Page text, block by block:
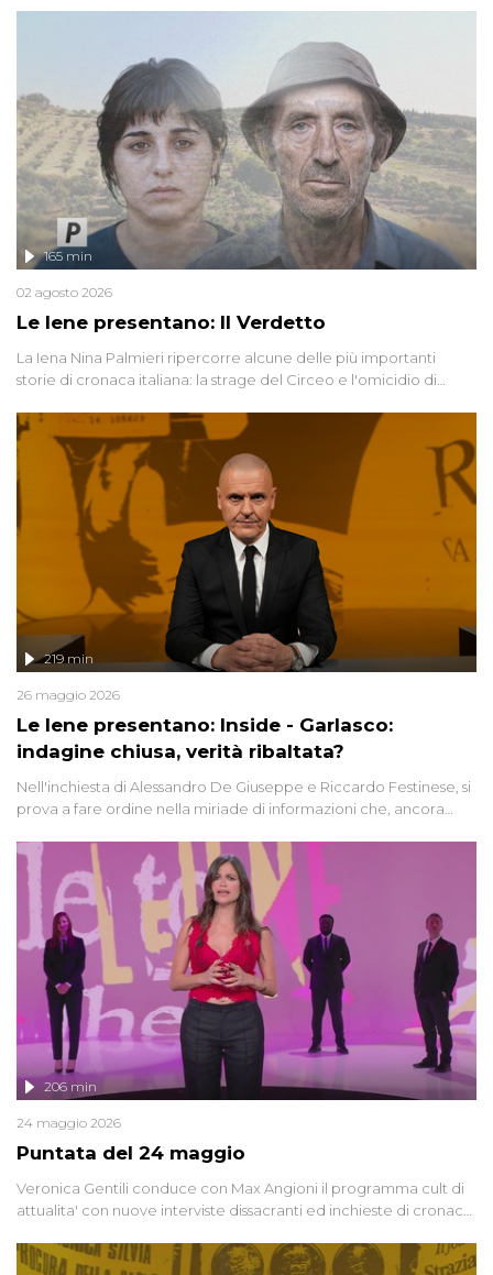
Le Iene presentano: Il Verdetto
165 min
02 agosto 2026
La Iena Nina Palmieri ripercorre alcune delle più importanti
storie di cronaca italiana: la strage del Circeo e l'omicidio di
Le Iene presentano: Inside - Garlasco:
indagine chiusa, verità ribaltata?
219 min
26 maggio 2026
Nell'inchiesta di Alessandro De Giuseppe e Riccardo Festinese, si
prova a fare ordine nella miriade di informazioni che, ancora
giudiziarie più discusse degli ultimi anni. Lo speciale ricostruisce la
vicenda mettendo in fila testimonianze, errori, dettagli
controversi e i protagonisti di un'indagine che sembra non avere
fine.
Puntata del 24 maggio
206 min
24 maggio 2026
Veronica Gentili conduce con Max Angioni il programma cult di
attualita' con nuove interviste dissacranti ed inchieste di cronaca